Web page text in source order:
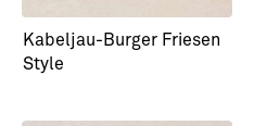
Kabeljau-Burger Friesen
Style